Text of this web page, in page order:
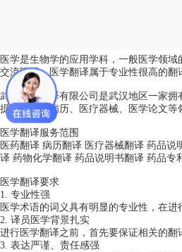
医学是生物学的应用学科，一般医学领
交流障碍，医学翻译属于专业性很高的
武汉精译翻译有限公司是武汉地区一家
提供医药、病历、医疗器械、医学论文等
医学翻译服务范围
医药翻译 病历翻译 医疗器械翻译 药品
译 药物化学翻译 药品说明书翻译 药品
医学翻译要求
1. 专业性强
医学术语的词义具有明显的专业性，在
2. 译员医学背景扎实
进行医学翻译之前，首先要保证相关的
3. 表达严谨、责任感强